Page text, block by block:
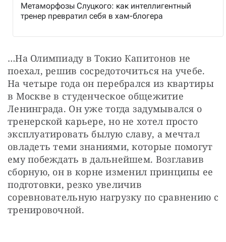
Метаморфозы Слуцкого: как интеллигентный
тренер превратил себя в хам-блогера
…На Олимпиаду в Токио Капитонов не
поехал, решив сосредоточиться на учебе.
На четыре года он перебрался из квартиры
в Москве в студенческое общежитие
Ленинграда. Он уже тогда задумывался о
тренерской карьере, но не хотел просто
эксплуатировать былую славу, а мечтал
овладеть теми знаниями, которые помогут
ему побеждать в дальнейшем. Возглавив
сборную, он в корне изменил принципы ее
подготовки, резко увеличив
соревновательную нагрузку по сравнению с
тренировочной.